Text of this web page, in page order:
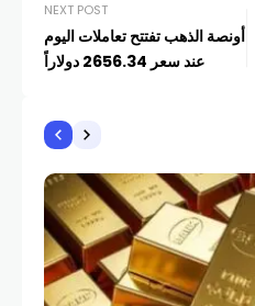
NEXT POST
أونصة الذهب تفتتح تعاملات اليوم
عند سعر 2656.34 دولاراً